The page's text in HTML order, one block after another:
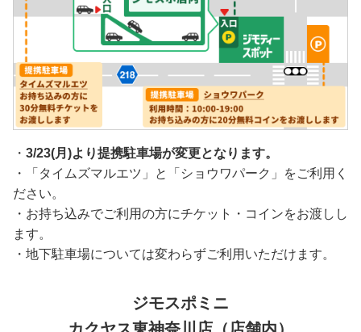
・ 3/23(月)より提携駐車場が変更となります。
・「タイムズマルエツ」と「ショウワパーク」をご利用く
ださい。
・お持ち込みでご利用の方にチケット・コインをお渡しし
ます。
・地下駐車場については変わらずご利用いただけます。
ジモスポミニ